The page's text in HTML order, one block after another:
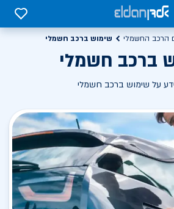
0
הרכב החשמלי שימוש ברכב חשמלי
ברכב חשמלי
על שימוש ברכב חשמלי